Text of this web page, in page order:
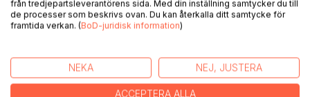
problem han tampas med.
Leila får erfara att hon har en svartsjuk ådra då Markel får
Grisskinns-Eifva blandar sig i mer än vanligt i vad som hon
vet kommer att hända.
Och någon vidtar drastiska åtgärder för att Knujt ska fara
från tredjepartsleverantörens sida. Med din inställning samtycker du till
de processer som beskrivs ovan. Du kan återkalla ditt samtycke för
framtida verkan. (BoD-juridisk information)
NEKA NEJ, JUSTERA
ACCEPTERA ALLA